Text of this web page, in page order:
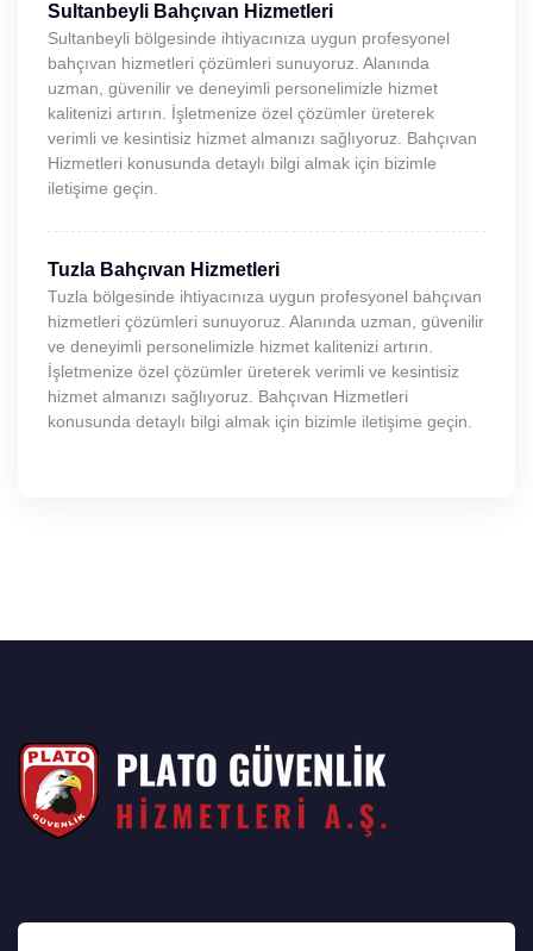
Sultanbeyli Bahçıvan Hizmetleri
Sultanbeyli bölgesinde ihtiyacınıza uygun profesyonel
bahçıvan hizmetleri çözümleri sunuyoruz. Alanında
uzman, güvenilir ve deneyimli personelimizle hizmet
kalitenizi artırın. İşletmenize özel çözümler üreterek
verimli ve kesintisiz hizmet almanızı sağlıyoruz. Bahçıvan
Hizmetleri konusunda detaylı bilgi almak için bizimle
iletişime geçin.
Tuzla Bahçıvan Hizmetleri
Tuzla bölgesinde ihtiyacınıza uygun profesyonel bahçıvan
hizmetleri çözümleri sunuyoruz. Alanında uzman, güvenilir
ve deneyimli personelimizle hizmet kalitenizi artırın.
İşletmenize özel çözümler üreterek verimli ve kesintisiz
hizmet almanızı sağlıyoruz. Bahçıvan Hizmetleri
konusunda detaylı bilgi almak için bizimle iletişime geçin.